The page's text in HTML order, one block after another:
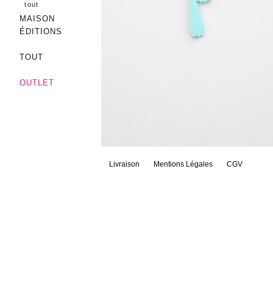
tout
MAISON
ÉDITIONS
TOUT
OUTLET
Livraison Mentions Légales CGV